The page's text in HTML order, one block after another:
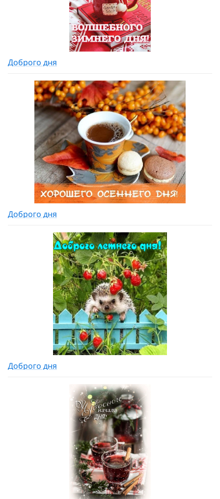
Доброго дня
Доброго дня
Доброго дня